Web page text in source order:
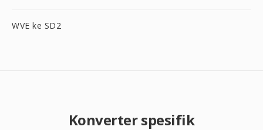
WVE ke SD2
Konverter spesifik